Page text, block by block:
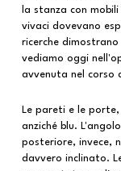
la stanza con
vivaci dovevano
ricerche
vediamo oggi
avvenuta nel corso
Le pareti e le
anziché blu.
posteriore, invece,
davvero inclinato.